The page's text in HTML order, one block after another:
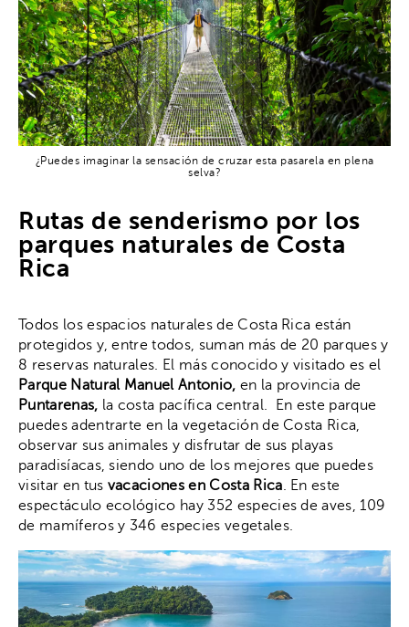
¿Puedes imaginar la sensación de cruzar esta pasarela en plena
selva?
Rutas de senderismo por los
parques naturales de Costa
Rica
Todos los espacios naturales de Costa Rica están
protegidos y, entre todos, suman más de 20 parques y
8 reservas naturales. El más conocido y visitado es el
Parque Natural Manuel Antonio, en la provincia de
Puntarenas, la costa pacífica central. En este parque
puedes adentrarte en la vegetación de Costa Rica,
observar sus animales y disfrutar de sus playas
paradisíacas, siendo uno de los mejores que puedes
visitar en tus vacaciones en Costa Rica. En este
espectáculo ecológico hay 352 especies de aves, 109
de mamíferos y 346 especies vegetales.